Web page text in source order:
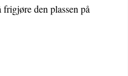
den plassen på